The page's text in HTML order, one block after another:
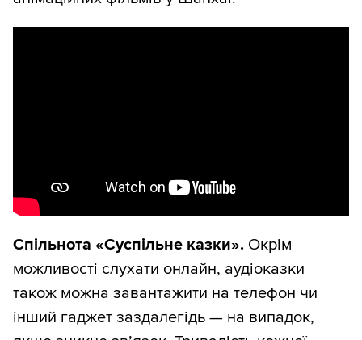
Спільнота «Суспільне казки». Окрім
можливості слухати онлайн, аудіоказки
також можна завантажити на телефон чи
інший гаджет заздалегідь — на випадок,